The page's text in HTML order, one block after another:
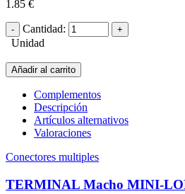
1.85 €
Cantidad:
Unidad
Añadir al carrito
Complementos
Descripción
Artículos alternativos
Valoraciones
Conectores multiples
TERMINAL Macho MINI-